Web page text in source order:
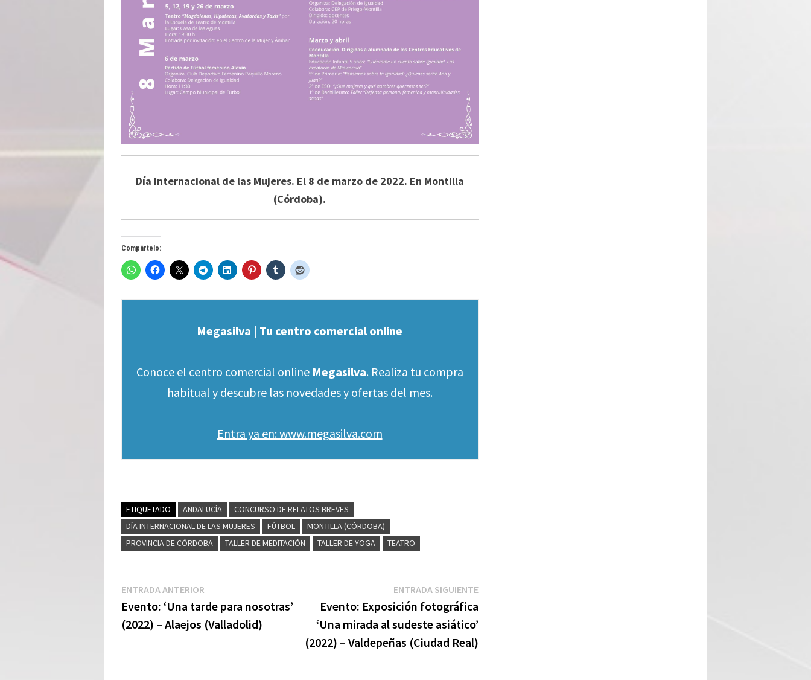
Día Internacional de las Mujeres. El 8 de marzo de 2022. En Montilla
(Córdoba).
Compártelo:
Megasilva | Tu centro comercial online
Conoce el centro comercial online Megasilva. Realiza tu compra
habitual y descubre las novedades y ofertas del mes.
Entra ya en: www.megasilva.com
ETIQUETADO ANDALUCÍA
CONCURSO DE RELATOS BREVES
DÍA INTERNACIONAL DE LAS MUJERES
FÚTBOL
MONTILLA (CÓRDOBA)
PROVINCIA DE CÓRDOBA
TALLER DE MEDITACIÓN TALLER DE YOGA TEATRO
Navegación
de
entradas
ENTRADA ANTERIOREntrada
anterior:
Evento: ‘Una tarde para nosotras’
(2022) – Alaejos (Valladolid)
ENTRADA SIGUIENTEEntrada
Evento: Exposición fotográfica
‘Una mirada al sudeste asiático’
(2022) – Valdepeñas (Ciudad Real)